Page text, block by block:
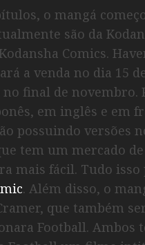
o mangá
são da
Comics.
a venda no dia 15
final de novembro.
em inglês e em
possuindo versões
tem um mercado
mais fácil. Tudo
. Além disso, o
que também
Football. Ambos